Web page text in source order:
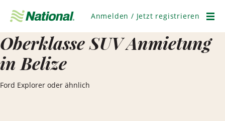
überspringen
Anmelden / Jetzt registrieren
Oberklasse SUV Anmietung
in Belize
Ford Explorer oder ähnlich